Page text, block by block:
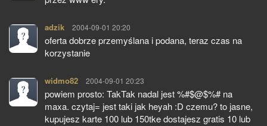
adzik pisze:
2004-09-01 20:20
oferta dobrze przemyślana i podana, teraz czas na
korzystanie
widmo82 pisze:
2004-09-01 20:23
powiem prosto: TakTak nadal jest %#$@$%# na
maxa. czytaj= jest taki jak heyah :D czemu? to jasne,
kupujesz karte 100 lub 150tke dostajesz gratis 10 lub